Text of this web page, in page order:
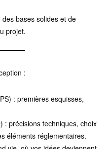
bases solides et de
projet.
:
: premières esquisses,
: précisions techniques, choix
éléments réglementaires.